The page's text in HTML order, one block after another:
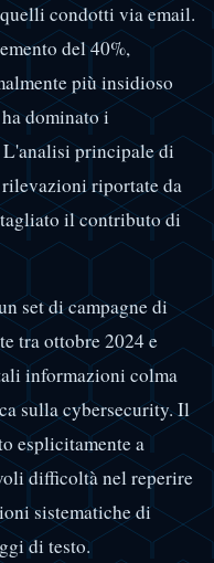
condotti via email.
del 40%,
più insidioso
dominato i
L'analisi principale di
rilevazioni riportate da
il contributo di
set di campagne di
tra ottobre 2024 e
informazioni colma
sulla cybersecurity. Il
esplicitamente a
difficoltà nel reperire
sistematiche di
di testo.